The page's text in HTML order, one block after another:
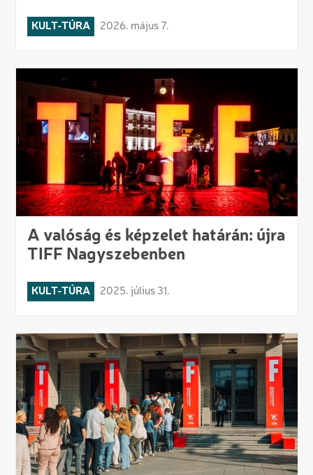
KULT-TÚRA 2026. május 7.
A valóság és képzelet határán: újra
TIFF Nagyszebenben
KULT-TÚRA 2025. július 31.